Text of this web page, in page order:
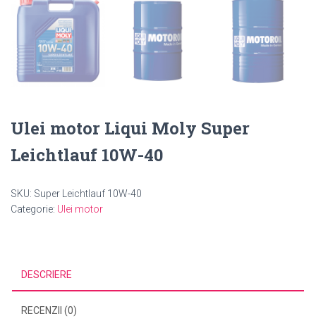
Ulei motor Liqui Moly Super
Leichtlauf 10W-40
SKU: Super Leichtlauf 10W-40
Categorie: Ulei motor
DESCRIERE
RECENZII (0)